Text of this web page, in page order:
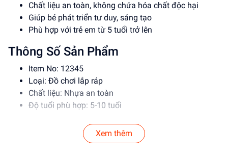
Chất liệu an toàn, không chứa hóa chất độc hại
Giúp bé phát triển tư duy, sáng tạo
Phù hợp với trẻ em từ 5 tuổi trở lên
Thông Số Sản Phẩm
Item No: 12345
Loại: Đồ chơi lắp ráp
Chất liệu: Nhựa an toàn
Độ tuổi phù hợp: 5-10 tuổi
Hướng Dẫn Sử Dụng
Đọc kỹ hướng dẫn trước khi sử dụng
Xem thêm